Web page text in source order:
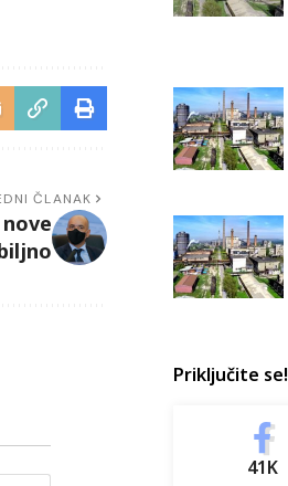
ČLANAK
Priključite se!
41K